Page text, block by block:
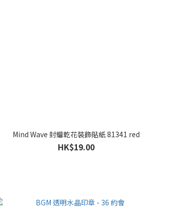
Mind Wave 封蠟乾花裝飾貼紙 81341 red
HK$19.00